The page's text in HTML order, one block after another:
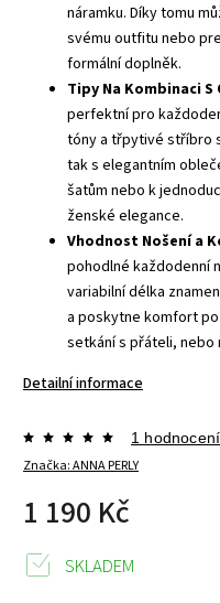
náramku. Díky tomu
svému outfitu nebo
formální doplněk.
Tipy Na Kombinaci
perfektní pro
tóny a třpytivé stříbro
tak s elegantním
šatům nebo k
ženské elegance.
Vhodnost Nošení a
pohodlné každodenní
variabilní délka
a poskytne komfort
setkání s přáteli, nebo
Detailní informace
Značka:ANNA PERLY
1 hodnocení
1 190 Kč
SKLADEM